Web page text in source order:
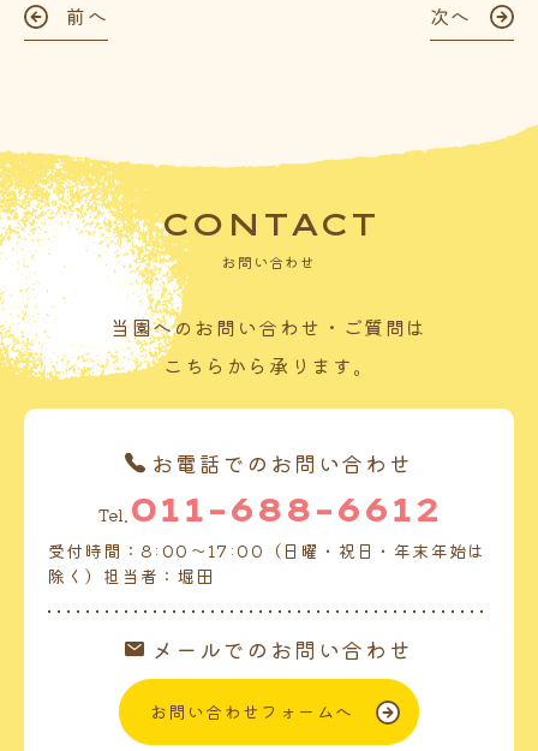
前へ 次へ
CONTACT
お問い合わせ
当園へのお問い合わせ・ご質問は
こちらから承ります。
お電話でのお問い合わせ
Tel. 011-688-6612
受付時間：8:00～17:00（日曜・祝日・年末年始は
除く）担当者：堀田
メールでのお問い合わせ
お問い合わせフォームへ